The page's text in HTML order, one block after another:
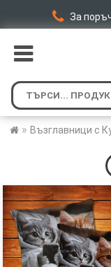
За
» Възглавници с